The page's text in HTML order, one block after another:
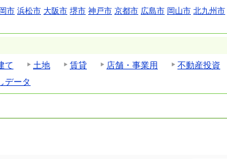
市 浜松市 大阪市 堺市 神戸市 京都市 広島市 岡山市 北九州市
て 土地 賃貸 店舗・事業用 不動産投資
データ